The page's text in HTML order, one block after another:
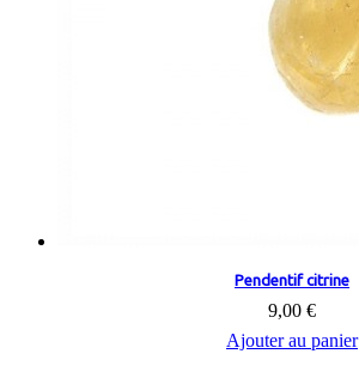
Ajouter au panier
Pendentif citrine
9,00 €